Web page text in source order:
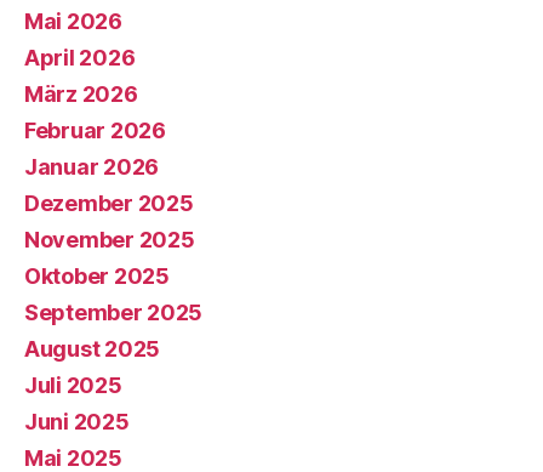
Mai 2026
April 2026
März 2026
Februar 2026
Januar 2026
Dezember 2025
November 2025
Oktober 2025
September 2025
August 2025
Juli 2025
Juni 2025
Mai 2025